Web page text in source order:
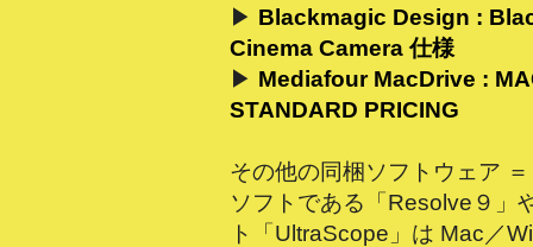
▶ Blackmagic Design :
Cinema Camera 仕様
▶ Mediafour MacDrive :
STANDARD PRICING
その他の同梱ソフトウェア
ソフトである「Resolve９」
ト「UltraScope」は Mac／